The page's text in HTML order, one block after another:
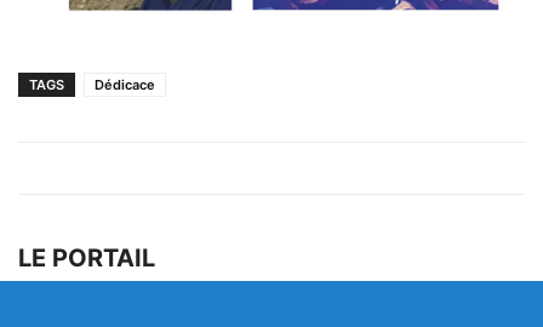
TAGS Dédicace
LE PORTAIL